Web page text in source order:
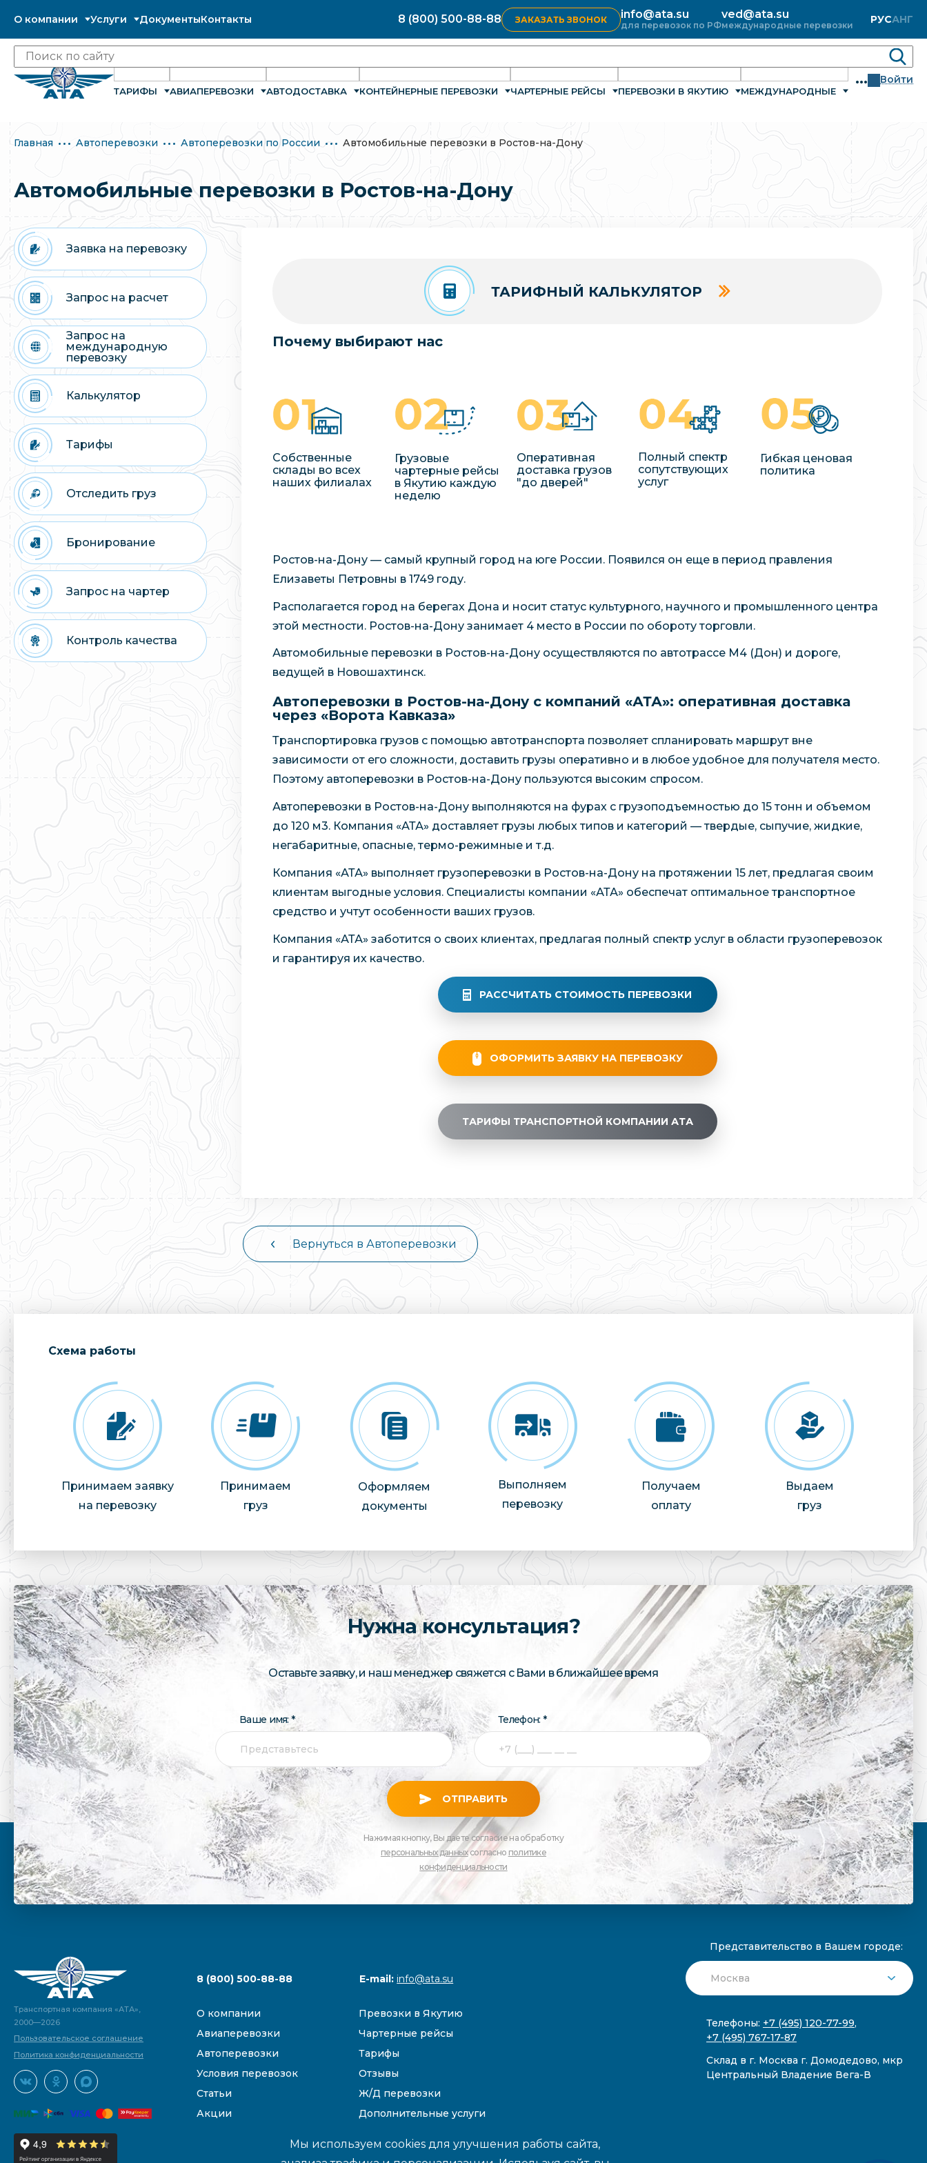
О компании Услуги ДокументыКонтакты 8 (800) 500-88-88 ЗАКАЗАТЬ ЗВОНОК info@ata.su
для перевозок по РФ
ved@ata.su
международные перевозки РУСАНГ
ТАРИФЫ АВИАПЕРЕВОЗКИ АВТОДОСТАВКА КОНТЕЙНЕРНЫЕ ПЕРЕВОЗКИ ЧАРТЕРНЫЕ РЕЙСЫ ПЕРЕВОЗКИ В ЯКУТИЮ МЕЖДУНАРОДНЫЕ
... Войти
Главная Автоперевозки Автоперевозки по России Автомобильные перевозки в Ростов-на-Дону
Автомобильные перевозки в Ростов-на-Дону
Заявка на перевозку
Запрос на расчет
Запрос на
международную
перевозку
Калькулятор
Тарифы
Отследить груз
Бронирование
Запрос на чартер
Контроль качества
ТАРИФНЫЙ КАЛЬКУЛЯТОР
Почему выбирают нас
Собственные
склады во всех
наших филиалах
Грузовые
чартерные рейсы
в Якутию каждую
неделю
Оперативная
доставка грузов
"до дверей"
Полный спектр
сопутствующих
услуг
Гибкая ценовая
политика
Ростов-на-Дону — самый крупный город на юге России. Появился он еще в период правления
Елизаветы Петровны в 1749 году.
Располагается город на берегах Дона и носит статус культурного, научного и промышленного центра
этой местности. Ростов-на-Дону занимает 4 место в России по обороту торговли.
Автомобильные перевозки в Ростов-на-Дону осуществляются по автотрассе М4 (Дон) и дороге,
ведущей в Новошахтинск.
Автоперевозки в Ростов-на-Дону с компаний «АТА»: оперативная доставка
через «Ворота Кавказа»
Транспортировка грузов с помощью автотранспорта позволяет спланировать маршрут вне
зависимости от его сложности, доставить грузы оперативно и в любое удобное для получателя место.
Поэтому автоперевозки в Ростов-на-Дону пользуются высоким спросом.
Автоперевозки в Ростов-на-Дону выполняются на фурах с грузоподъемностью до 15 тонн и объемом
до 120 м3. Компания «АТА» доставляет грузы любых типов и категорий — твердые, сыпучие, жидкие,
негабаритные, опасные, термо-режимные и т.д.
Компания «АТА» выполняет грузоперевозки в Ростов-на-Дону на протяжении 15 лет, предлагая своим
клиентам выгодные условия. Специалисты компании «АТА» обеспечат оптимальное транспортное
средство и учтут особенности ваших грузов.
Компания «АТА» заботится о своих клиентах, предлагая полный спектр услуг в области грузоперевозок
и гарантируя их качество.
РАССЧИТАТЬ СТОИМОСТЬ ПЕРЕВОЗКИ
ОФОРМИТЬ ЗАЯВКУ НА ПЕРЕВОЗКУ
ТАРИФЫ ТРАНСПОРТНОЙ КОМПАНИИ АТА
Вернуться в Автоперевозки
Cхема работы
Принимаем заявку
на перевозку
Принимаем
груз
Оформляем
документы
Выполняем
перевозку
Получаем
оплату
Выдаем
груз
Нужна консультация?
Оставьте заявку, и наш менеджер свяжется с Вами в ближайшее время
Ваше имя: * Телефон: *
ОТПРАВИТЬ
Нажимая кнопку, Вы даете согласие на обработку
персональных данныхсогласно политике
конфиденциальности
Транспортная компания «АТА»,
2000—2026
Пользовательское соглашение
Политика конфиденциальности
8 (800) 500-88-88 E-mail:info@ata.su
О компании
Превозки в Якутию
Авиаперевозки
Чартерные рейсы
Автоперевозки
Тарифы
Условия перевозок
Отзывы
Статьи
Ж/Д перевозки
Акции
Дополнительные услуги
Представительство в Вашем городе:
Телефоны: +7 (495) 120-77-99,
+7 (495) 767-17-87
Склад в г. Москва г. Домодедово, мкр
Центральный Владение Вега-В
Мы используем cookies для улучшения работы сайта,